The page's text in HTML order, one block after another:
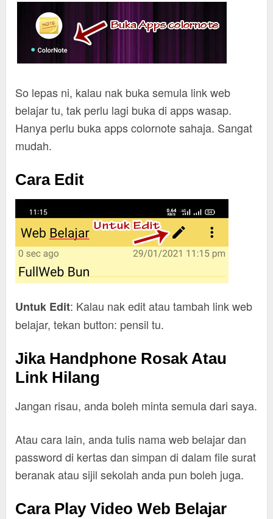
So lepas ni, kalau nak buka semula link web
belajar tu, tak perlu lagi buka di apps wasap.
Hanya perlu buka apps colornote sahaja. Sangat
mudah.
Cara Edit
Untuk Edit: Kalau nak edit atau tambah link web
belajar, tekan button: pensil tu.
Jika Handphone Rosak Atau
Link Hilang
Jangan risau, anda boleh minta semula dari saya.
Atau cara lain, anda tulis nama web belajar dan
password di kertas dan simpan di dalam file surat
beranak atau sijil sekolah anda pun boleh juga.
Cara Play Video Web Belajar